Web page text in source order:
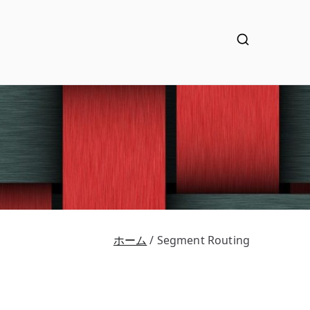
ホーム Segment Routing